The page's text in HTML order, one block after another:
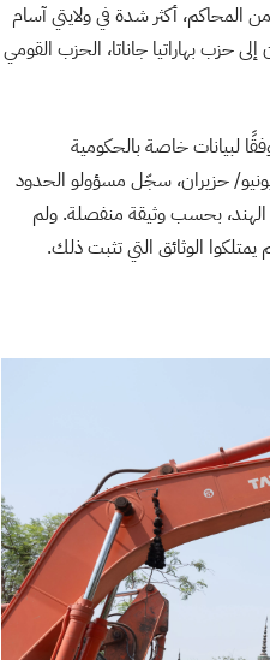
المحاكم، أكثر شدة في ولايتي آسام
حزب بهاراتيا جاناتا، الحزب القومي
إلى بنغلاديش، وفقًا لبيانات خاصة بالحكومية
حصلت عليها صحيفة واشنطن بوست. وفي الفترة بين 7 مايو/ أيار و17 يونيو/ حزيران، سجّل مسؤولو الحدود
إلى الهند، بحسب وثيقة منفصلة. ولم
الوثائق التي تثبت ذلك.